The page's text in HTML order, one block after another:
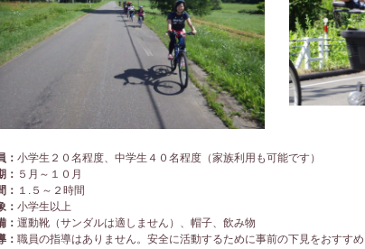
：小学生２０名程度、中学生４０名程度（家族利用も可能です）
５月～１０月
１.５～２時間
：小学生以上
：運動靴（サンダルは適しません）、帽子、飲み物
：職員の指導はありません。安全に活動するために事前の下見をおすす